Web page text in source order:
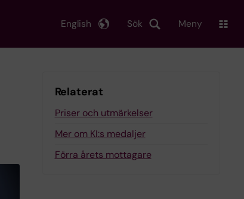
Sök
English Meny
Relaterat
Priser och utmärkelser
Mer om KI:s medaljer
Förra årets mottagare